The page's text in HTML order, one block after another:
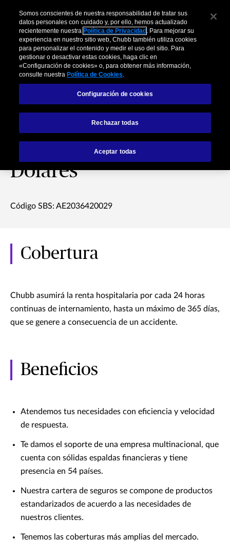
Seguro Falabella -
Hospitalización –
Dólares
Código SBS: AE2036420029
Cobertura
Chubb asumirá la renta hospitalaria por cada 24 horas
continuas de internamiento, hasta un máximo de 365 días,
que se genere a consecuencia de un accidente.
Beneficios
Atendemos tus necesidades con eficiencia y velocidad
de respuesta.
Te damos el soporte de una empresa multinacional, que
cuenta con sólidas espaldas financieras y tiene
presencia en 54 países.
Nuestra cartera de seguros se compone de productos
estandarizados de acuerdo a las necesidades de
nuestros clientes.
Tenemos las coberturas más amplias del mercado.
Somos conscientes de nuestra responsabilidad de tratar sus
datos personales con cuidado y, por ello, hemos actualizado
recientemente nuestra Política de Privacidad . Para mejorar su
experiencia en nuestro sitio web, Chubb también utiliza cookies
para personalizar el contenido y medir el uso del sitio. Para
gestionar o desactivar estas cookies, haga clic en
«Configuración de cookies» o, para obtener más información,
consulte nuestra Política de Cookies.
Configuración de cookies
Rechazar todas
Aceptar todas